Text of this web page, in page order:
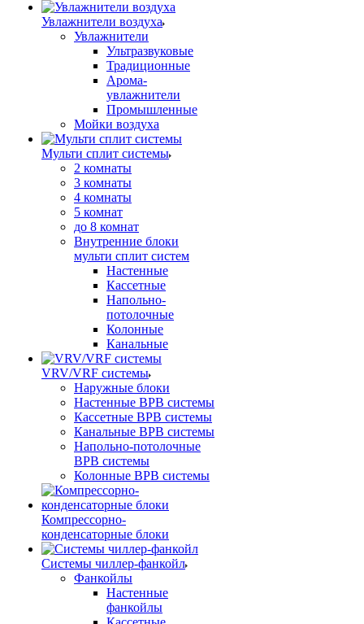
Увлажнители воздуха
Увлажнители
Ультразвуковые
Традиционные
Арома-
увлажнители
Промышленные
Мойки воздуха
Мульти сплит системы
2 комнаты
3 комнаты
4 комнаты
5 комнат
до 8 комнат
Внутренние блоки
мульти сплит систем
Настенные
Кассетные
Напольно-
потолочные
Колонные
Канальные
VRV/VRF системы
Наружные блоки
Настенные ВРВ системы
Кассетные ВРВ системы
Канальные ВРВ системы
Напольно-потолочные
ВРВ системы
Колонные ВРВ системы
Компрессорно-
конденсаторные блоки
Системы чиллер-фанкойл
Фанкойлы
Настенные
фанкойлы